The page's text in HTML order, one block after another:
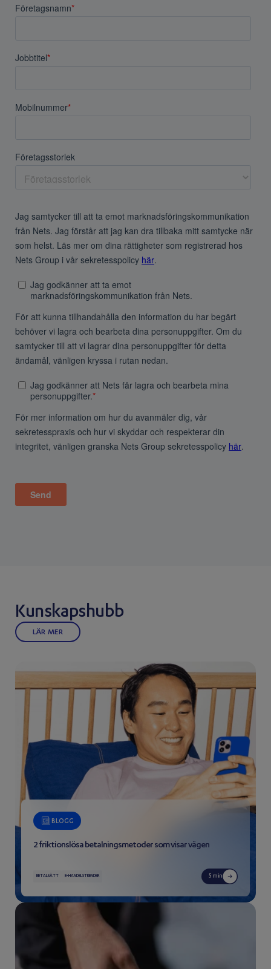
Kunskapshubb
LÄR MER
BLOGG
2 friktionslösa betalningsmetoder som visar vägen
BETALSÄTT E-HANDELSTRENDER 5 min